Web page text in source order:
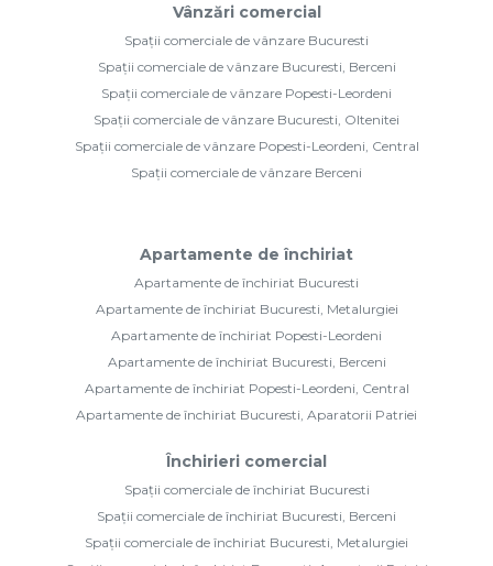
Vânzări comercial
Spații comerciale de vânzare Bucuresti
Spații comerciale de vânzare Bucuresti, Berceni
Spații comerciale de vânzare Popesti-Leordeni
Spații comerciale de vânzare Bucuresti, Oltenitei
Spații comerciale de vânzare Popesti-Leordeni, Central
Spații comerciale de vânzare Berceni
Apartamente de închiriat
Apartamente de închiriat Bucuresti
Apartamente de închiriat Bucuresti, Metalurgiei
Apartamente de închiriat Popesti-Leordeni
Apartamente de închiriat Bucuresti, Berceni
Apartamente de închiriat Popesti-Leordeni, Central
Apartamente de închiriat Bucuresti, Aparatorii Patriei
Închirieri comercial
Spații comerciale de închiriat Bucuresti
Spații comerciale de închiriat Bucuresti, Berceni
Spații comerciale de închiriat Bucuresti, Metalurgiei